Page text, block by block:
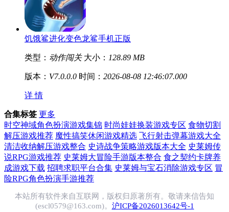
饥饿鲨进化变色龙鲨手机正版
类型： 动作闯关 大小： 128.89 MB
版本： V7.0.0.0 时间： 2026-08-08 12:46:07.000
详 情
合集标签 更多
时空神域角色扮演游戏集锦 时尚娃娃换装游戏专区 食物切割
解压游戏推荐 魔性搞笑休闲游戏精选 飞行射击弹幕游戏大全
清洁收纳解压游戏整合 史诗战争策略游戏版本大全 史莱姆传
说RPG游戏推荐 史莱姆大冒险手游版本整合 食之契约卡牌养
成游戏下载 招聘求职平台合集 史莱姆与宝石消除游戏专区 冒
险RPG角色扮演手游推荐
本站所有软件来自互联网，版权归原著所有。敬请来信告知
(escl0579@163.com)。 沪ICP备2026013642号-1